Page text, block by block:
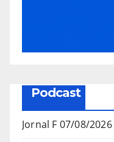
Podcast
Jornal F 07/08/2026